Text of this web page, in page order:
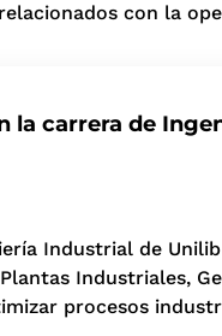
con la
la carrera de
Industrial de
Industriales,
procesos